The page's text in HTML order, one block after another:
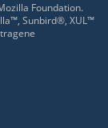
Foundation.
Sunbird®, XUL™